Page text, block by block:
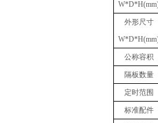
W*D*
外形尺寸
W*D*
公称容积
隔板数量
定时范围
标准配件